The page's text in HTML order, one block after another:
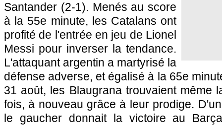
Santander (2-1). Menés au score
à la 55e minute, les Catalans ont
profité de l'entrée en jeu de Lionel
Messi pour inverser la tendance.
L'attaquant argentin a martyrisé la
défense adverse, et égalisé à la 65e
31 août, les Blaugrana trouvaient même
fois, à nouveau grâce à leur prodige.
le gaucher donnait la victoire au